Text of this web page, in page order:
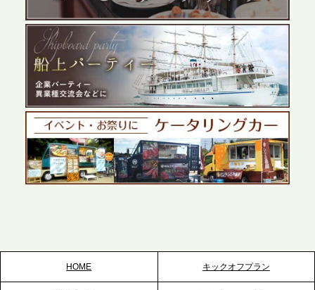
展開が進む前橋エリアの企業ニーズに応え、高品質
なサービスで各種イベント・懇親会をサポート
2026.5.27
プレスリリースのご案内｜ケータリングのセカンド
テーブル、千葉本社を新設。幕張・舞浜の大型イベ
ントから主要都市の社内懇親会まで、現地拠点を活
かしたスムーズな対応を展開
2026.5.22
2026.5.20
HOME キックオフプラン